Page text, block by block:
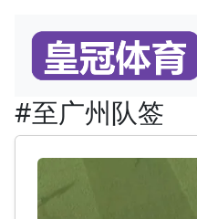
#至广州队签